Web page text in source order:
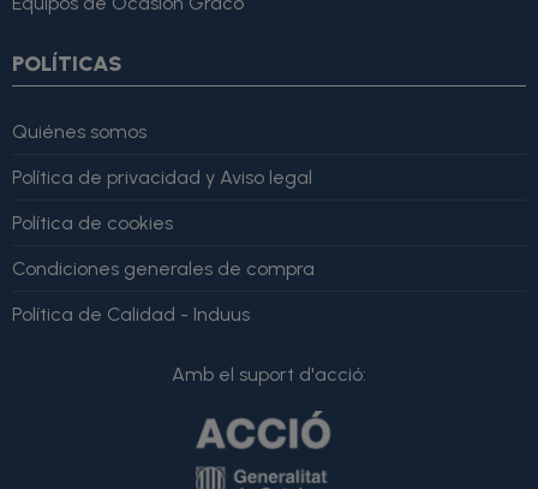
POLÍTICAS
Quiénes somos
Política de privacidad y Aviso legal
Política de cookies
Condiciones generales de compra
Política de Calidad - Induus
Amb el suport d'acció: